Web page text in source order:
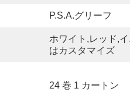
P.S.A.グリーフ
ホワイト,レッド,
はカスタマイズ
24 巻 1 カートン